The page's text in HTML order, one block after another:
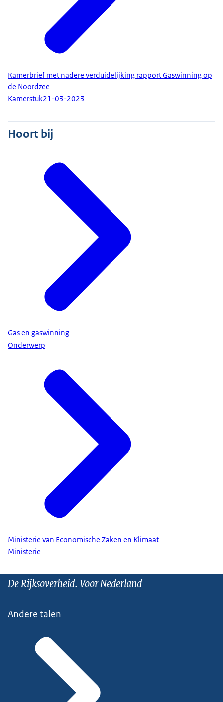
Kamerbrief met nadere verduidelijking rapport Gaswinning op
de Noordzee
Kamerstuk21-03-2023
Hoort bij
Gas en gaswinning
Onderwerp
Ministerie van Economische Zaken en Klimaat
Ministerie
De Rijksoverheid. Voor Nederland
Andere talen